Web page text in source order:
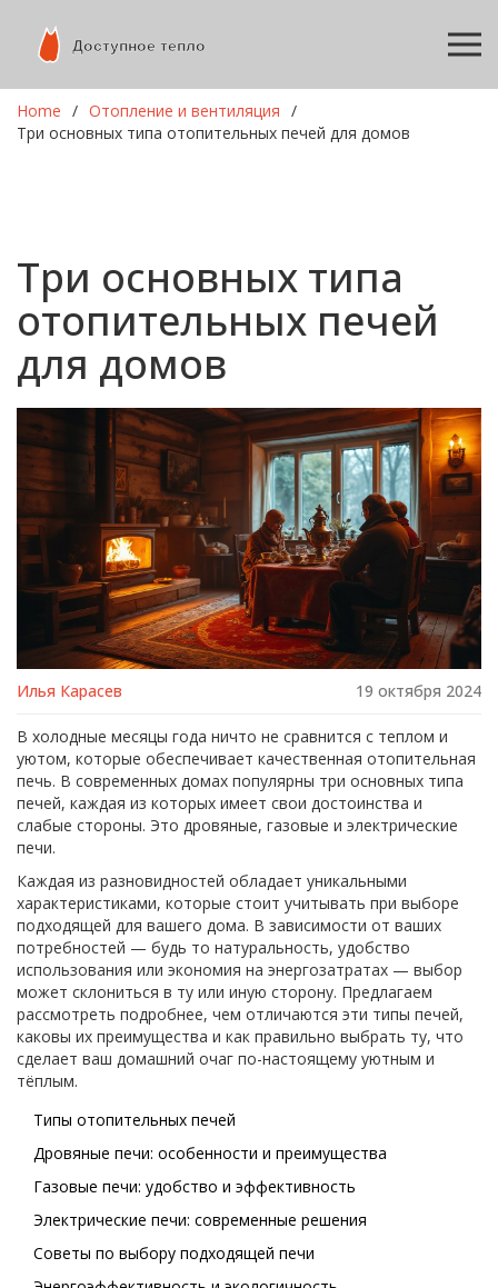
Home
Отопление и вентиляция
Три основных типа отопительных печей для домов
Три основных типа
отопительных печей
для домов
Илья Карасев 19 октября 2024
В холодные месяцы года ничто не сравнится с теплом и
уютом, которые обеспечивает качественная отопительная
печь. В современных домах популярны три основных типа
печей, каждая из которых имеет свои достоинства и
слабые стороны. Это дровяные, газовые и электрические
печи.
Каждая из разновидностей обладает уникальными
характеристиками, которые стоит учитывать при выборе
подходящей для вашего дома. В зависимости от ваших
потребностей — будь то натуральность, удобство
использования или экономия на энергозатратах — выбор
может склониться в ту или иную сторону. Предлагаем
рассмотреть подробнее, чем отличаются эти типы печей,
каковы их преимущества и как правильно выбрать ту, что
сделает ваш домашний очаг по-настоящему уютным и
тёплым.
Типы отопительных печей
Дровяные печи: особенности и преимущества
Газовые печи: удобство и эффективность
Электрические печи: современные решения
Советы по выбору подходящей печи